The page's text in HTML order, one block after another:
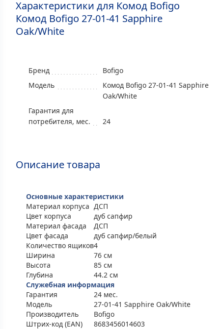
Характеристики для Комод Bofigo
Комод Bofigo 27-01-41 Sapphire
Oak/White
Бренд
Bofigo
Модель
Комод Bofigo 27-01-41 Sapphire
Oak/White
Гарантия для
потребителя, мес.
24
Описание товара
Основные характеристики
Материал корпуса ДСП
Цвет корпуса
дуб сапфир
Материал фасада
ДСП
Цвет фасада
дуб сапфир/белый
Количество ящиков4
Ширина
76 см
Высота
85 см
Глубина
44.2 см
Служебная информация
Гарантия
24 мес.
Модель
27-01-41 Sapphire Oak/White
Производитель
Bofigo
Штрих-код (EAN)
8683456014603